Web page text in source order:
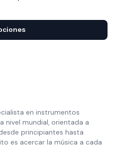
en instrumentos
nivel mundial, orientada a
principiantes hasta
es acercar la música a cada